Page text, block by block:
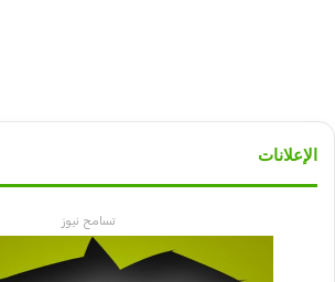
الإعلانات
تسامح نيوز